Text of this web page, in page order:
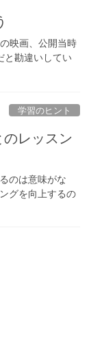
映画、公開当時
と勘違いしてい
学習のヒント
レッスン
のは意味がな
グを向上するの